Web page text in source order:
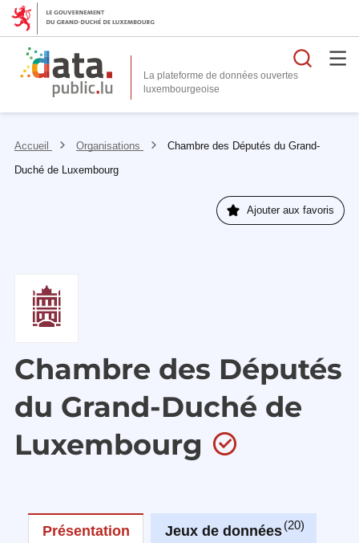
La plateforme de données ouvertes
Accueil Organisations
Chambre des Députés du Grand-
Duché de Luxembourg
Ajouter aux favoris
Chambre des Députés
du Grand-Duché de
Luxembourg
Présentation Jeux de données 20